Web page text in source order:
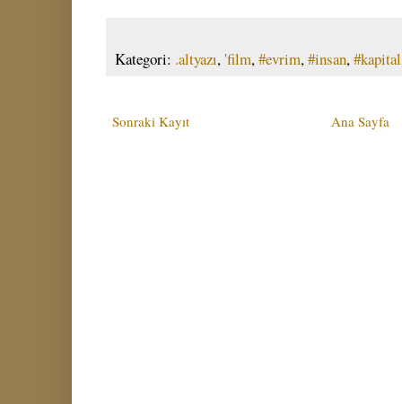
Kategori: .altyazı,'film,#evrim,#insan,
Sonraki Kayıt Ana Sayfa